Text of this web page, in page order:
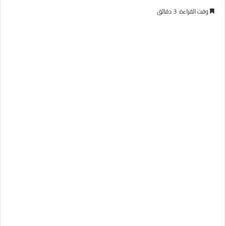
وقت القراءة: 3 دقائق